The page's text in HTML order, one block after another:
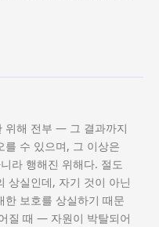
위해 전부 — 그 결과까지
수 있으며, 그 이상은
라 행해진 위해다. 절도
상실인데, 자기 것이 아닌
한 보호를 상실하기 때문
질 때 — 자원이 박탈되어